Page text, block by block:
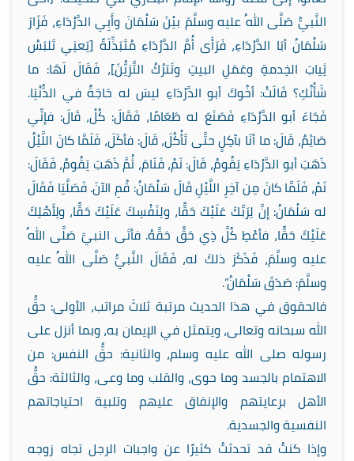
النَّبيُّ صَلَّى اللهُ عليه وسلَّمَ بيْنَ سَلْمَانَ وأَبِي الدَّرْدَاءِ، فَزَارَ
سَلْمَانُ أبَا الدَّرْدَاءِ، فَرَأَى أُمَّ الدَّرْدَاءِ مُتَبَذِّلَةً [يَعنِي تَلبَسُ
ثِيابَ الخِدمةِ وعَمَلِ البيتِ وتَترُكُ التَّزيُّنَ]، فَقَالَ لَهَا: ما
شَأْنُكِ؟ قَالَتْ: أخُوكَ أبو الدَّرْدَاءِ ليسَ له حَاجَةٌ في الدُّنْيَا.
فَجَاءَ أبو الدَّرْدَاءِ فَصَنَعَ له طَعَامًا، فَقَالَ: كُلْ، قَالَ: فإنِّي
صَائِمٌ، قَالَ: ما أنَا بآكِلٍ حتَّى تَأْكُلَ، قَالَ: فأكَلَ، فَلَمَّا كانَ اللَّيْلُ
ذَهَبَ أبو الدَّرْدَاءِ يَقُومُ، قَالَ: نَمْ، فَنَامَ، ثُمَّ ذَهَبَ يَقُومُ، فَقَالَ:
نَمْ، فَلَمَّا كانَ مِن آخِرِ اللَّيْلِ قَالَ سَلْمَانُ: قُمِ الآنَ. فَصَلَّيَا فَقَالَ
له سَلْمَانُ: إنَّ لِرَبِّكَ عَلَيْكَ حَقًّا، ولِنَفْسِكَ عَلَيْكَ حَقًّا، ولِأَهْلِكَ
عَلَيْكَ حَقًّا، فأعْطِ كُلَّ ذِي حَقٍّ حَقَّهُ. فأتَى النبيَّ صَلَّى اللهُ
عليه وسلَّمَ، فَذَكَرَ ذلكَ له، فَقَالَ النَّبيُّ صَلَّى اللهُ عليه
وسلَّمَ: صَدَقَ سَلْمَانُ”.
فالحقوق في هذا الحديث مرتبة ثلاثَ مراتب، الأولى: حقُّ
الله سبحانه وتعالى، ويتمثل في الإيمان به، وبما أنزل على
رسوله صلى الله عليه وسلم، والثانية: حقُّ النفس: من
الاهتمام بالجسد وما حوى، والقلب وما وعى، والثالثة: حقُّ
الأهل برعايتهم والإنفاق عليهم وتلبية احتياجاتهم
النفسية والجسدية.
وإذا كنتُ قد تحدثتُ كثيرًا عن واجبات الرجل تجاه زوجه